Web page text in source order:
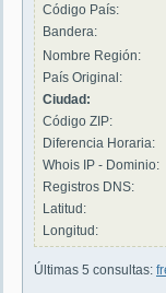
Código País:
Bandera:
Nombre Región:
País Original:
Ciudad:
Código ZIP:
Diferencia Horaria:
Whois IP - Dominio:
Registros DNS:
Latitud:
Longitud:
Últimas 5 consultas: